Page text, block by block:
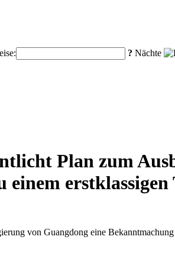
? Nächte
Plan zum
einem
von Guangdong eine